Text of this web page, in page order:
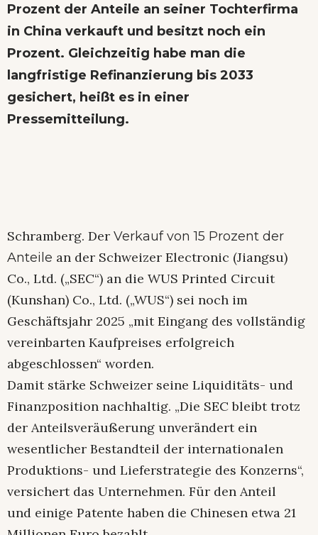
Prozent der Anteile an seiner Tochterfirma
in China verkauft und besitzt noch ein
Prozent. Gleichzeitig habe man die
langfristige Refinanzierung bis 2033
gesichert, heißt es in einer
Pressemitteilung.
Schramberg. Der Verkauf von 15 Prozent der
Anteile an der Schweizer Electronic (Jiangsu)
Co., Ltd. („SEC“) an die WUS Printed Circuit
(Kunshan) Co., Ltd. („WUS“) sei noch im
Geschäftsjahr 2025 „mit Eingang des vollständig
vereinbarten Kaufpreises erfolgreich
abgeschlossen“ worden.
Damit stärke Schweizer seine Liquiditäts- und
Finanzposition nachhaltig. „Die SEC bleibt trotz
der Anteilsveräußerung unverändert ein
wesentlicher Bestandteil der internationalen
Produktions- und Lieferstrategie des Konzerns“,
versichert das Unternehmen. Für den Anteil
und einige Patente haben die Chinesen etwa 21